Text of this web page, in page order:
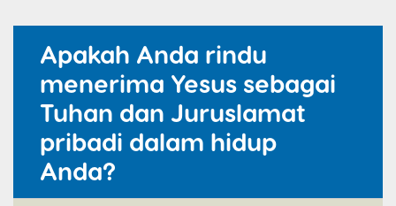
Apakah Anda rindu
menerima Yesus sebagai
Tuhan dan Juruslamat
pribadi dalam hidup
Anda?